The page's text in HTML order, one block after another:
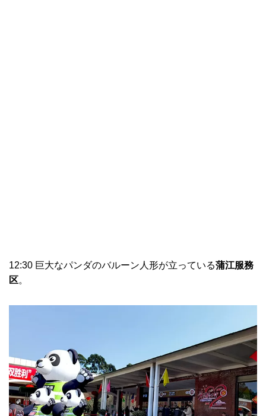
12:30 巨大なパンダのバルーン人形が立っている蒲江服務
区。